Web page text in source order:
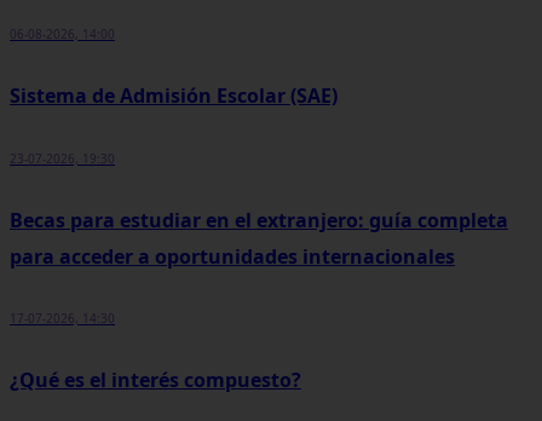
06-08-2026, 14:00
Sistema de Admisión Escolar (SAE)
23-07-2026, 19:30
Becas para estudiar en el extranjero: guía completa
para acceder a oportunidades internacionales
17-07-2026, 14:30
¿Qué es el interés compuesto?